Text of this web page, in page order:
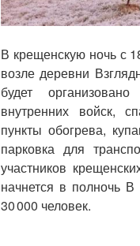
В крещенскую ночь с
возле деревни
будет
внутренних войск,
пункты обогрева,
парковка для
участников
начнется в полночь
30 000 человек.